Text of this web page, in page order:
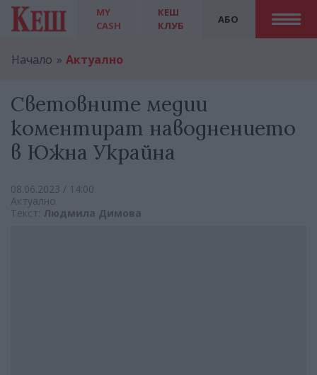
MY
CASH
АБО
КЕШ
КЛУБ
Начало Актуално
Световните медии
коментират наводнението
в Южна Украйна
08.06.2023 / 14:00
Актуално
Текст: Людмила Димова